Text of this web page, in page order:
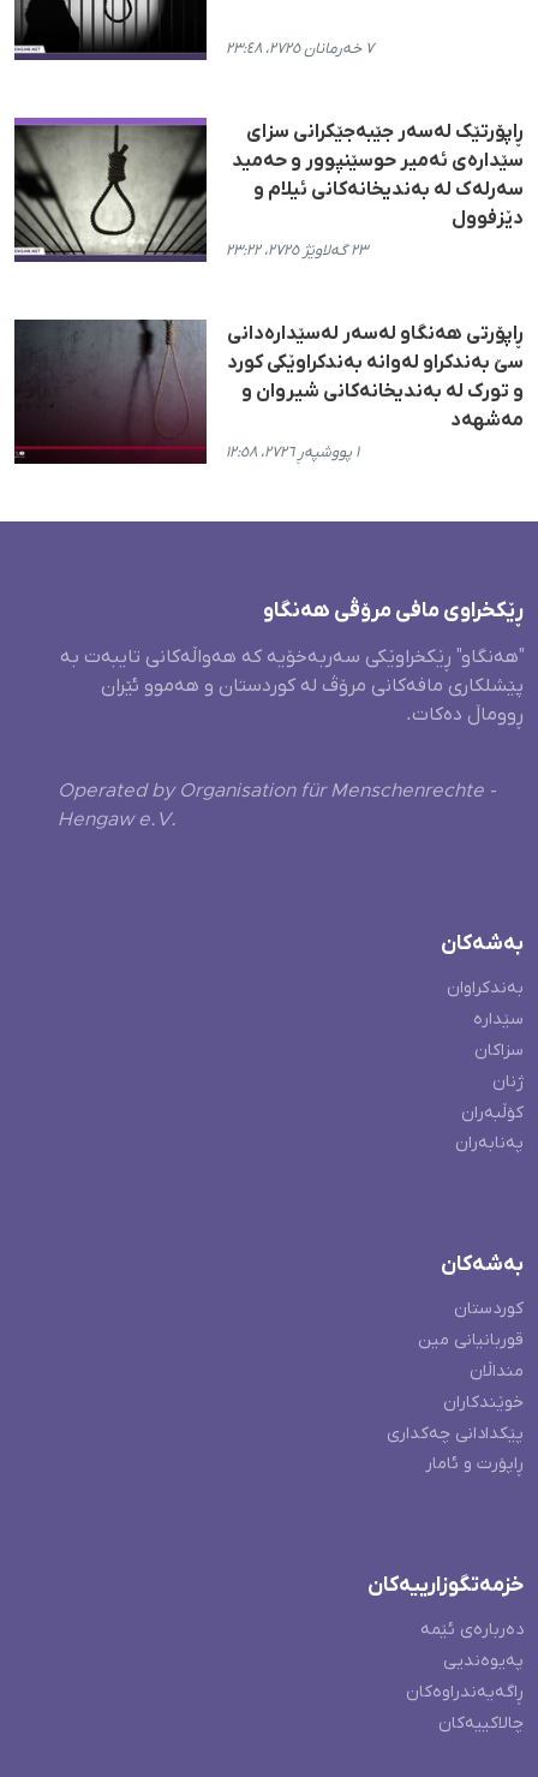
٧ خەرمانان ٢٧٢٥، ٢٣:٤٨
ڕاپۆرتێک لەسەر جێبەجێکرانی سزای
سێدارەی ئەمیر حوسێنپوور و حەمید
سەرلەک لە بەندیخانەکانی ئیلام و
دێزفوول
٢٣ گەلاوێژ ٢٧٢٥، ٢٣:٢٢
ڕاپۆرتی هەنگاو لەسەر لەسێدارەدانی
سێ بەندکراو لەوانە بەندکراوێکی کورد
و تورک لە بەندیخانەکانی شیروان و
مەشهەد
١ پووشپەڕ ٢٧٢٦، ١٢:٥٨
ڕێکخراوی مافی مرۆڤی هەنگاو
"هەنگاو" ڕێکخراوێکی سەربەخۆیە کە هەواڵەکانی تایبەت بە
پێشلکاری مافەکانی مرۆڤ لە کوردستان و هەموو ئێران
ڕووماڵ دەکات.
Operated by Organisation für Menschenrechte -
Hengaw e.V.
بەشەکان
بەندکراوان
سێدارە
سزاکان
ژنان
کۆڵبەران
پەنابەران
بەشەکان
کوردستان
قوربانیانی مین
منداڵان
خوێندکاران
پێکدادانی چەکداری
ڕاپۆرت و ئامار
خزمەتگوزارییەکان
دەربارەی ئێمە
پەیوەندیی
ڕاگەیەندراوەکان
چالاکییەکان